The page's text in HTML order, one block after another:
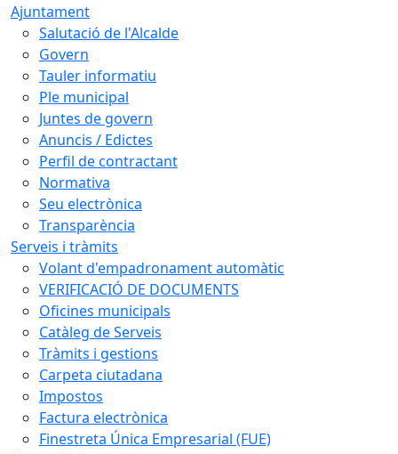
Ajuntament
Salutació de l'Alcalde
Govern
Tauler informatiu
Ple municipal
Juntes de govern
Anuncis / Edictes
Perfil de contractant
Normativa
Seu electrònica
Transparència
Serveis i tràmits
Volant d'empadronament automàtic
VERIFICACIÓ DE DOCUMENTS
Oficines municipals
Catàleg de Serveis
Tràmits i gestions
Carpeta ciutadana
Impostos
Factura electrònica
Finestreta Única Empresarial (FUE)